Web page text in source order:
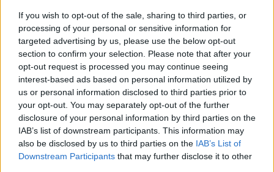
If you wish to opt-out of the sale, sharing to third parties, or
processing of your personal or sensitive information for
targeted advertising by us, please use the below opt-out
section to confirm your selection. Please note that after your
opt-out request is processed you may continue seeing
interest-based ads based on personal information utilized by
us or personal information disclosed to third parties prior to
your opt-out. You may separately opt-out of the further
disclosure of your personal information by third parties on the
IAB’s list of downstream participants. This information may
also be disclosed by us to third parties on the IAB’s List of
Downstream Participants that may further disclose it to other
Itt állítsd be, hogy az RTL.hu az elsők között
legyen a Google-találatokban!